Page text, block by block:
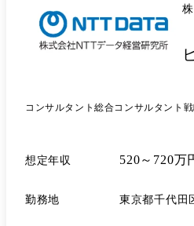
コンサルタント総合コンサルタント
想定年収 520～720万
勤務地 東京都千代田